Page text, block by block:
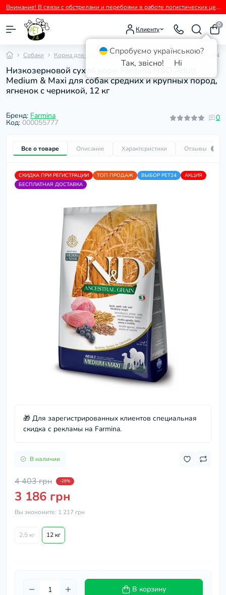
Внимание! В связи с обстрелами и перебоями в работе логистических центров перевозчиков возможны временные задержки с отправкой заказов.
Клиенту
0
Собаки Корма для собак Низкозерновой сухой корм Farmina
Низкозерновой сухой корм Farmina N&D Adult
Medium & Maxi для собак средних и крупных пород,
ягненок с черникой, 12 кг
Бренд: Farmina
Код: 000055777
0
Все о товаре Описание Характеристики Отзывы 0
СКИДКА ПРИ РЕГИСТРАЦИИ ТОП ПРОДАЖ ВЫБОР PET24
АКЦИЯ
БЕСПЛАТНАЯ ДОСТАВКА
🎁 Для зарегистрированных клиентов специальная
скидка с рекламы на Farmina.
В наличии
4 403 грн -28%
3 186 грн
Вы экономите: 1 217 грн
2,5 кг 12 кг
В корзину
Спробуємо українською?
Так, звісно!
Ні